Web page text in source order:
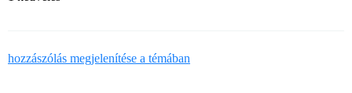
hozzászólás megjelenítése a témában